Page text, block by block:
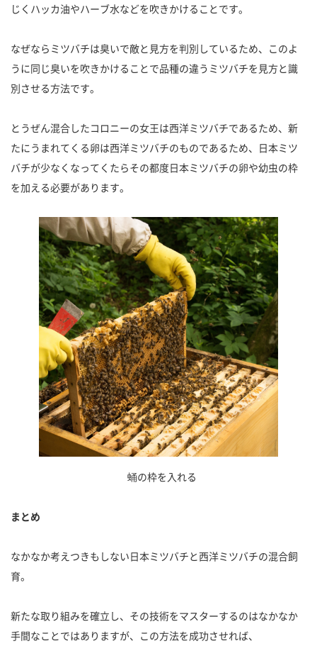
じくハッカ油やハーブ水などを吹きかけることです。
なぜならミツバチは臭いで敵と見方を判別しているため、このよ
うに同じ臭いを吹きかけることで品種の違うミツバチを見方と識
別させる方法です。
とうぜん混合したコロニーの女王は西洋ミツバチであるため、新
たにうまれてくる卵は西洋ミツバチのものであるため、日本ミツ
バチが少なくなってくたらその都度日本ミツバチの卵や幼虫の枠
を加える必要があります。
蛹の枠を入れる
まとめ
なかなか考えつきもしない日本ミツバチと西洋ミツバチの混合飼
育。
新たな取り組みを確立し、その技術をマスターするのはなかなか
手間なことではありますが、この方法を成功させれば、